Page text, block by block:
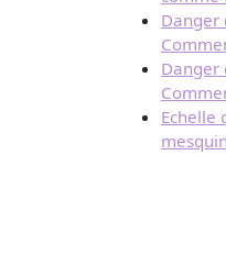
Danger
Danger
Echelle